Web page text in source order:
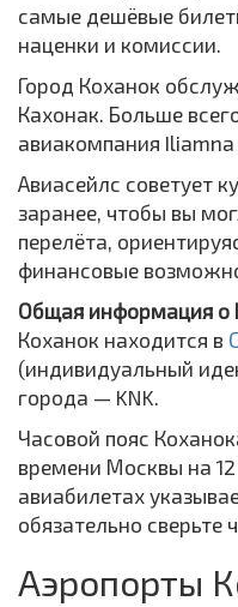
самые дешёвые
наценки и комиссии.
Город Коханок
Кахонак. Больше
авиакомпания Iliamna
Авиасейлс советует
заранее, чтобы вы
перелёта,
финансовые
Общая информация о
Коханок находится в
(индивидуальный
города — KNK.
Часовой пояс
времени Москвы на
авиабилетах
обязательно сверьте
Аэропорты